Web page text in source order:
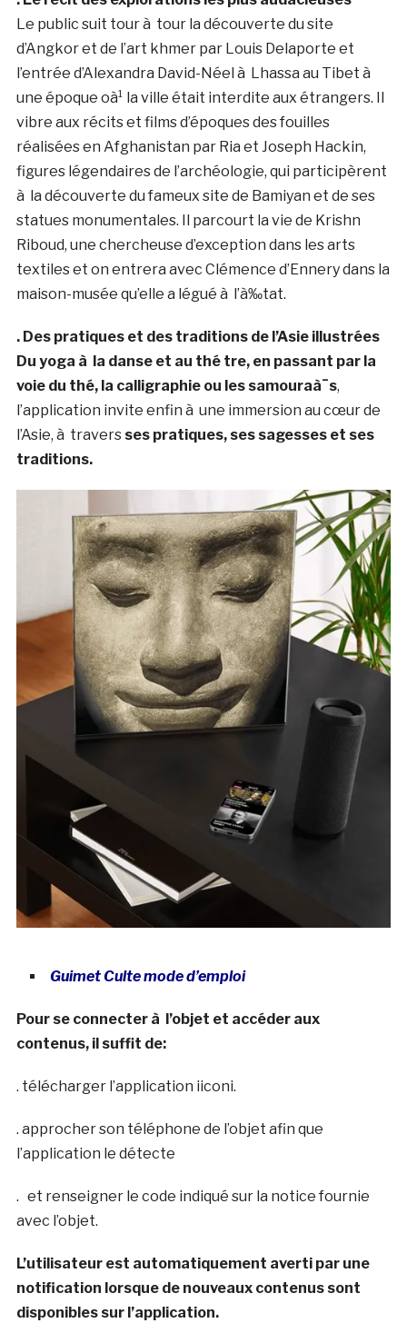
Le public suit tour à tour la découverte du site
d’Angkor et de l’art khmer par Louis Delaporte et
l’entrée d’Alexandra David-Néel à Lhassa au Tibet à
une époque oà¹ la ville était interdite aux étrangers. Il
vibre aux récits et films d’époques des fouilles
réalisées en Afghanistan par Ria et Joseph Hackin,
figures légendaires de l’archéologie, qui participèrent
à la découverte du fameux site de Bamiyan et de ses
statues monumentales. Il parcourt la vie de Krishn
Riboud, une chercheuse d’exception dans les arts
textiles et on entrera avec Clémence d’Ennery dans la
maison-musée qu’elle a légué à l’à‰tat.
. Des pratiques et des traditions de l’Asie illustrées
Du yoga à la danse et au thé tre, en passant par la
voie du thé, la calligraphie ou les samouraà¯s,
l’application invite enfin à une immersion au cœur de
l’Asie, à travers ses pratiques, ses sagesses et ses
traditions.
Guimet Culte mode d’emploi
Pour se connecter à l’objet et accéder aux
contenus, il suffit de:
. télécharger l’application iiconi.
. approcher son téléphone de l’objet afin que
l’application le détecte
. et renseigner le code indiqué sur la notice fournie
avec l’objet.
L’utilisateur est automatiquement averti par une
notification lorsque de nouveaux contenus sont
disponibles sur l’application.